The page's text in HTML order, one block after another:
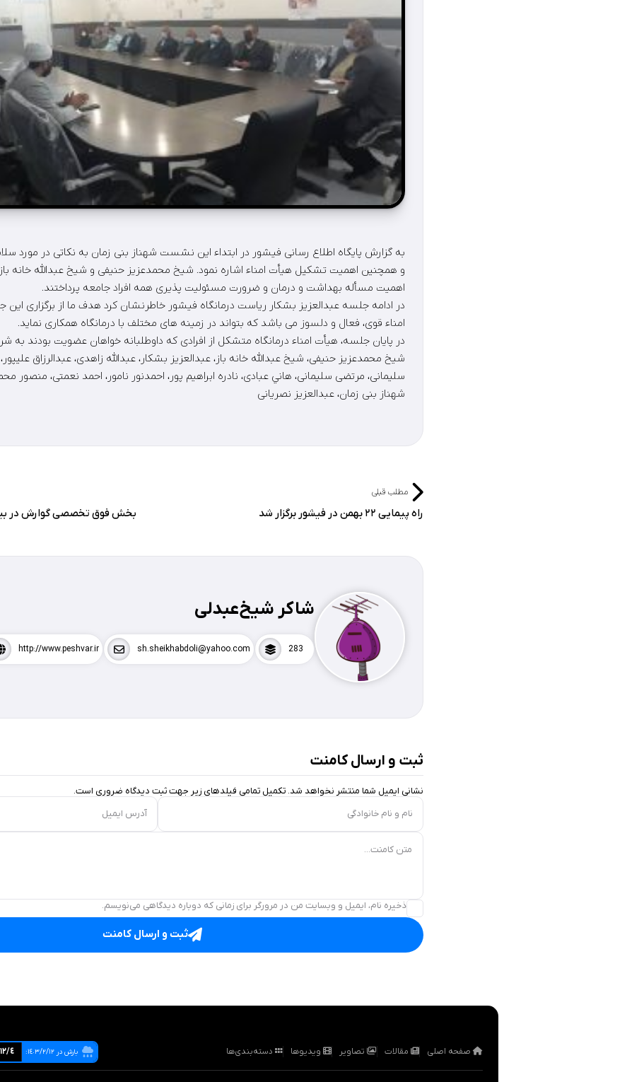
به گزارش پايگاه اطلاع رسانی فيشور در ابتداء اين نشست شهناز بنی زمان به نكاتی در مورد
و همچنين اهميت تشكيل هيأت امناء اشاره نمود. شيخ محمدعزيز حنيفی و شيخ عبدالله خانه
اهميت مسأله بهداشت و درمان و ضرورت مسئوليت پذيری همه افراد جامعه پرداختند.
در ادامه جلسه عبدالعزيز بشكار رياست درمانگاه فيشور خاطرنشان كرد هدف ما از برگزاری
امناء قوی، فعال و دلسوز می باشد كه بتواند در زمينه های مختلف با درمانگاه همكاری نمايد.
در پايان جلسه، هيأت امناء درمانگاه متشكل از افرادی كه داوطلبانه خواهان عضويت بودند به
شيخ محمدعزيز حنيفی، شيخ عبدالله خانه باز، عبدالعزيز بشكار، عبدالله زاهدی، عبدالرزاق
سليمانی، مرتضی سليمانی، هاني عبادی، نادره ابراهيم پور، احمدنور نامور، احمد نعمتی، منصور
شهناز بنی زمان، عبدالعزيز نصريانی
مطلب قبلی
راه پیمایی ٢٢ بهمن در فیشور برگزار شد بخش فوق تخصصی گوارش در
شاکر شیخ‌عبدلی
283
sh.sheikhabdoli@yahoo.com
http://www.peshvar.ir
ثبت و ارسال کامنت
نشانی ایمیل شما منتشر نخواهد شد. تکمیل تمامی فیلد‌های زیر جهت ثبت دیدگاه ضروری است.
نام و نام خانوادگی
آدرس ایمیل
متن کامنت...
ذخیره نام، ایمیل و وبسایت من در مرورگر برای زمانی که دوباره دیدگاهی می‌نویسم.
ثبت و ارسال کامنت
صفحه اصلی مقالات تصاویر ویدیوها دسته‌بندی‌ها بارش در ١٤٠٣/٢/١٢: ١٢/٤ ميليمتر